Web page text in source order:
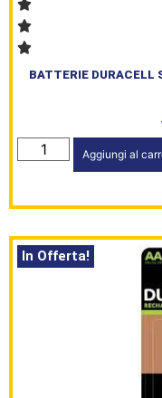
BATTERIE DURACELL
Aggiungi al
In Offerta!